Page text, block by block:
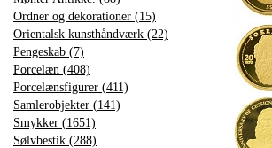
Ordner og dekorationer (15)
Orientalsk kunsthåndværk (22)
Pengeskab (7)
Porcelæn (408)
Porcelænsfigurer (411)
Samlerobjekter (141)
Smykker (1651)
Sølvbestik (288)